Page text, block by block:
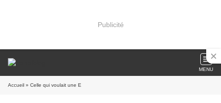
Publicité
MENU
Accueil » Celle qui voulait une E